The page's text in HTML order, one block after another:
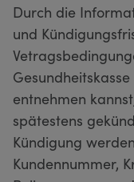
Durch die
und
entnehmen
spätestens
Kündigung
Kundennummer,